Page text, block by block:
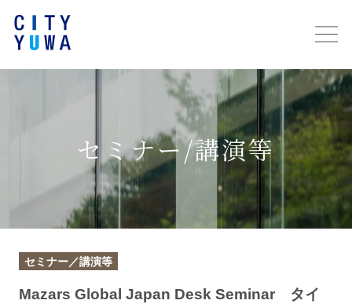
セミナー/講演等
セミナー／講演等
Mazars Global Japan Desk Seminar タイ